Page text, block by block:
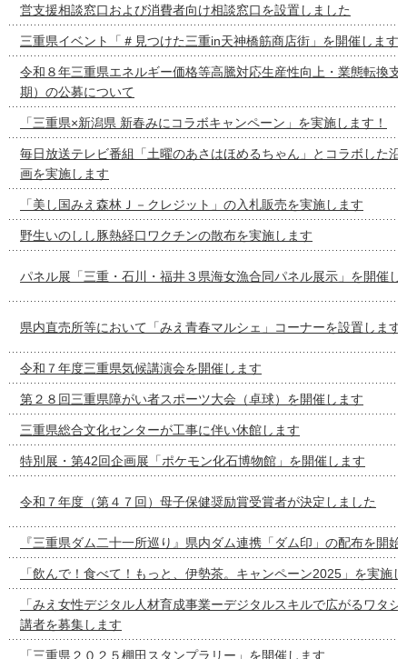
営支援相談窓口および消費者向け相談窓口を設置しました
三重県イベント「＃見つけた三重in天神橋筋商店街」を開催します
令和８年三重県エネルギー価格等高騰対応生産性向上・業態転換支
期）の公募について
「三重県×新潟県 新春みにコラボキャンペーン」を実施します！
毎日放送テレビ番組「土曜のあさはほめるちゃん」とコラボした沿
画を実施します
「美し国みえ森林Ｊ－クレジット」の入札販売を実施します
野生いのしし豚熱経口ワクチンの散布を実施します
パネル展「三重・石川・福井３県海女漁合同パネル展示」を開催し
県内直売所等において「みえ青春マルシェ」コーナーを設置します
令和７年度三重県気候講演会を開催します
第２８回三重県障がい者スポーツ大会（卓球）を開催します
三重県総合文化センターが工事に伴い休館します
特別展・第42回企画展「ポケモン化石博物館」を開催します
令和７年度（第４７回）母子保健奨励賞受賞者が決定しました
『三重県ダム二十一所巡り』県内ダム連携「ダム印」の配布を開始
「飲んで！食べて！もっと、伊勢茶。キャンペーン2025」を実施
「みえ女性デジタル人材育成事業ーデジタルスキルで広がるワタ
講者を募集します
「三重県２０２５棚田スタンプラリー」を開催します